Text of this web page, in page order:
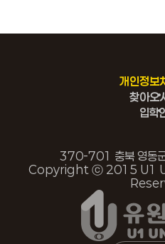
개인정보
찾아오
입학
370-701 충북 영동
Copyright ⓒ 2015 U1